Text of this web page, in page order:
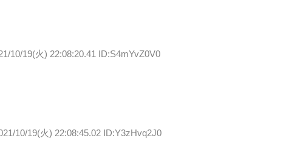
10/19(火) 22:08:20.41 ID:S4mYvZ0V0
10/19(火) 22:08:45.02 ID:Y3zHvq2J0